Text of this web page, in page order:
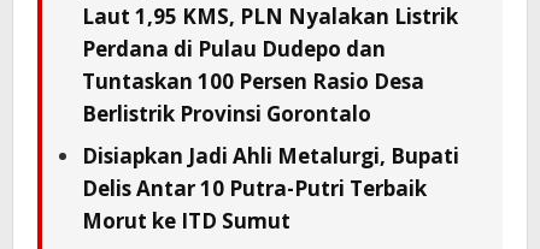
Laut 1,95 KMS, PLN Nyalakan Listrik
Perdana di Pulau Dudepo dan
Tuntaskan 100 Persen Rasio Desa
Berlistrik Provinsi Gorontalo
Disiapkan Jadi Ahli Metalurgi, Bupati
Delis Antar 10 Putra-Putri Terbaik
Morut ke ITD Sumut